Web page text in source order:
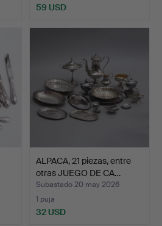
59 USD
ALPACA, 21 piezas, entre
otras JUEGO DE CA…
Subastado 20 may 2026
1 puja
32 USD